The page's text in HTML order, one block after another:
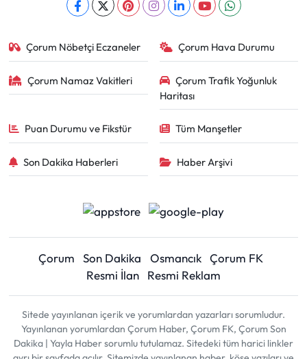
Çorum Nöbetçi Eczaneler Çorum Hava Durumu
Çorum Namaz Vakitleri
Çorum Trafik Yoğunluk
Haritası
Puan Durumu ve Fikstür Tüm Manşetler
Son Dakika Haberleri Haber Arşivi
Çorum Son Dakika Osmancık Çorum FK
Resmi İlan
Resmi Reklam
Sitede yayınlanan içerik ve yorumlardan yazarları sorumludur.
Yayınlanan yorumlardan Çorum Haber, Çorum FK, Çorum Son
Dakika | Yayla Haber sorumlu tutulamaz. Sitedeki tüm harici linkler